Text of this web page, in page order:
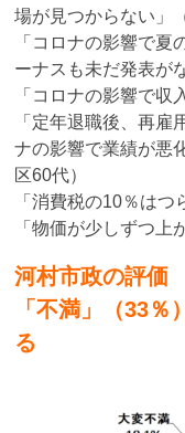
場が見つからない」
「コロナの影響で
ーナスも未だ発表が
「コロナの影響で収
「定年退職後、再雇
ナの影響で業績が悪
区60代）
「消費税の10％はつ
「物価が少しずつ上
河村市政の評価
「不満」（33
る